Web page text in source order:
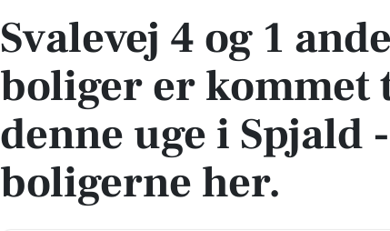
Svalevej 4 og 1
boliger er kommet
denne uge i Spjald
boligerne her.